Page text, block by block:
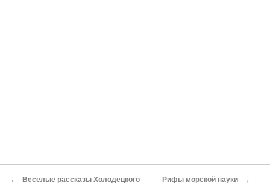
← Веселые рассказы Холодецкого Рифы морской науки →